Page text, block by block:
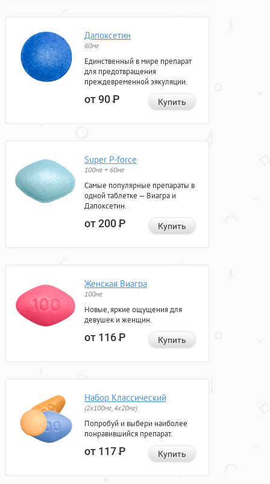
Дапоксетин
60мг
Единственный в мире препарат
для предотвращения
преждевременной эякуляции.
от 90Р Купить
Super P-force
100мг + 60мг
Самые популярные препараты в
одной таблетке — Виагра и
Дапоксетин.
от 200Р Купить
Женская Виагра
100мг
Новые, яркие ощущения для
девушек и женщин.
от 116Р Купить
Набор Классический
(2x100мг, 4x20мг)
Попробуй и выбери наиболее
понравившийся препарат.
от 117Р Купить